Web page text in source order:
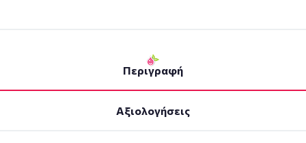
Περιγραφή
Αξιολογήσεις